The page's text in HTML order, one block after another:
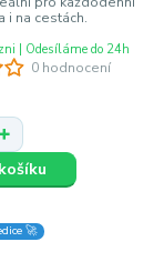
0 hodnocení
i na cestách.
| Odesíláme do 24h
🚀